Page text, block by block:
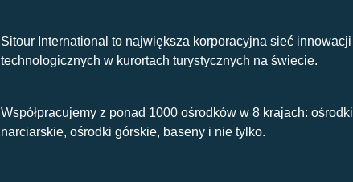
Sitour International to największa korporacyjna sieć innowacji
technologicznych w kurortach turystycznych na świecie.
Współpracujemy z ponad 1000 ośrodków w 8 krajach: ośrodki
narciarskie, ośrodki górskie, baseny i nie tylko.